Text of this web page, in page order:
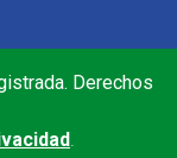
Derechos